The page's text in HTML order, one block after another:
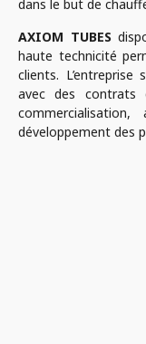
dans le but de
AXIOM TUBES
haute technicité
clients. L’entreprise
avec des contrats
développement des